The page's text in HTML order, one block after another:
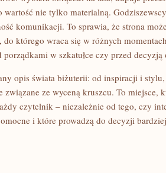
wartość nie tylko materialną.
komunikacji. To sprawia, że strona
do którego wraca się w różnych
w szkatułce czy przed decyzją
opis świata biżuterii: od inspiracji i
związane ze wyceną kruszcu. To miejsce,
czytelnik – niezależnie od tego, czy
i które prowadzą do decyzji